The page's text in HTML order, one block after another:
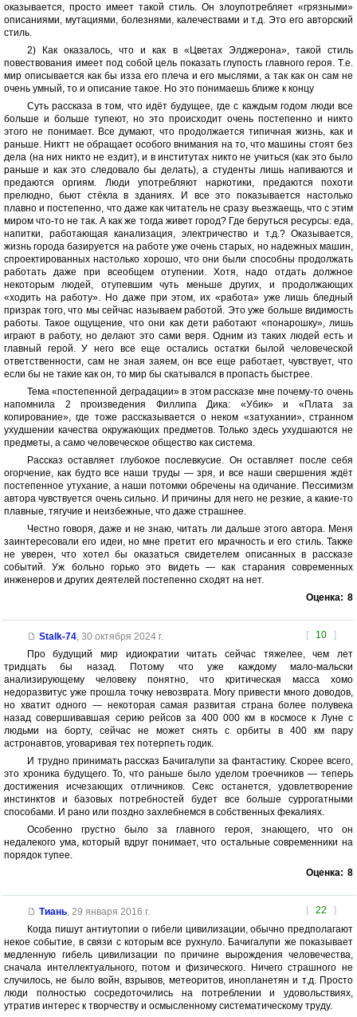
оказывается, просто имеет такой стиль. Он злоупотребляет «грязными»
описаниями, мутациями, болезнями, калечествами и т.д. Это его авторский
стиль.
2) Как оказалось, что и как в «Цветах Элджерона», такой стиль
повествования имеет под собой цель показать глупость главного героя. Т.е.
мир описывается как бы изза его плеча и его мыслями, а так как он сам не
очень умный, то и описание такое. Но это понимаешь ближе к концу
Суть рассказа в том, что идёт будущее, где с каждым годом люди все
больше и больше тупеют, но это происходит очень постепенно и никто
этого не понимает. Все думают, что продолжается типичная жизнь, как и
раньше. Никтт не обращает особого внимания на то, что машины стоят без
дела (на них никто не ездит), и в институтах никто не учиться (как это было
раньше и как это следовало бы делать), а студенты лишь напиваются и
предаются оргиям. Люди употребляют наркотики, предаются похоти
прелюдно, бьют стёкла в зданиях. И все это показывается настолько
плавно и постепенно, что даже как читатель не сразу вьезжаещь, что с этим
миром что-то не так. А как же тогда живет город? Где беруться ресурсы: еда,
напитки, работающая канализация, электричество и т.д.? Оказывается,
жизнь города базируется на работе уже очень старых, но надежных машин,
спроектированных настолько хорошо, что они были способны продолжать
работать даже при всеобщем отупении. Хотя, надо отдать должное
некоторым людей, отупевшим чуть меньше других, и продолжающих
«ходить на работу». Но даже при этом, их «работа» уже лишь бледный
призрак того, что мы сейчас называем работой. Это уже больше видимость
работы. Такое ощущение, что они как дети работают «понарошку», лишь
играют в работу, но делают это сами веря. Одним из таких людей есть и
главный герой. У него все еще остались остатки былой человеческой
ответственности, сам не зная заяем, он все еще работает, чувствует, что
если бы не такие как он, то мир бы скатывался в пропасть быстрее.
Тема «постепенной деградации» в этом рассказе мне почему-то очень
напомнила 2 произведения Филлипа Дика: «Убик» и «Плата за
копирование», где тоже рассказывается о неком «затухании», странном
ухудшении качества окружающих предметов. Только здесь ухудшаются не
предметы, а само человеческое общество как система.
Рассказ оставляет глубокое послевкусие. Он оставляет после себя
огорчение, как будто все наши труды — зря, и все наши свершения ждёт
постепенное утухание, а наши потомки обречены на одичание. Пессимизм
автора чувствуется очень сильно. И причины для него не резкие, а какие-то
плавные, тягучие и неизбежные, что даже страшнее.
Честно говоря, даже и не знаю, читать ли дальше этого автора. Меня
заинтересовали его идеи, но мне претит его мрачность и его стиль. Также
не уверен, что хотел бы оказаться свидетелем описанных в рассказе
событий. Уж больно горько это видеть — как старания современных
инженеров и других деятелей постепенно сходят на нет.
Оценка: 8
[ 10 ]
Stalk-74, 30 октября 2024 г.
Про будущий мир идиократии читать сейчас тяжелее, чем лет
тридцать бы назад. Потому что уже каждому мало-мальски
анализирующему человеку понятно, что критическая масса хомо
недоразвитус уже прошла точку невозврата. Могу привести много доводов,
но хватит одного — некоторая самая развитая страна более полувека
назад совершивавшая серию рейсов за 400 000 км в космосе к Луне с
людьми на борту, сейчас не может снять с орбиты в 400 км пару
астронавтов, уговаривая тех потерпеть годик.
И трудно принимать рассказ Бачигалупи за фантастику. Скорее всего,
это хроника будущего. То, что раньше было уделом троечников — теперь
достижения исчезающих отличников. Секс останется, удовлетворение
инстинктов и базовых потребностей будет все больше суррогатными
способами. И рано или поздно захлебнемся в собственных фекалиях.
Особенно грустно было за главного героя, знающего, что он
недалекого ума, который вдруг понимает, что остальные современники на
порядок тупее.
Оценка: 8
[ 22 ]
Тиань, 29 января 2016 г.
Когда пишут антиутопии о гибели цивилизации, обычно предполагают
некое событие, в связи с которым все рухнуло. Бачигалупи же показывает
медленную гибель цивилизации по причине вырождения человечества,
сначала интеллектуального, потом и физического. Ничего страшного не
случилось, не было войн, взрывов, метеоритов, инопланетян и т.д. Просто
люди полностью сосредоточились на потреблении и удовольствиях,
утратив интерес к творчеству и осмысленному систематическому труду.